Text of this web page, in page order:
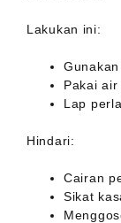
Lakukan ini:
Pakai
Lap
Hindari:
Cairan
Sikat